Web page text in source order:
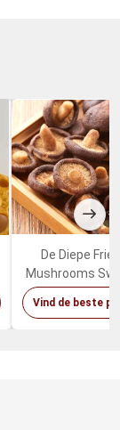
De Diepe Fried
Mushrooms
Healthy
Snacks van
Vind de beste